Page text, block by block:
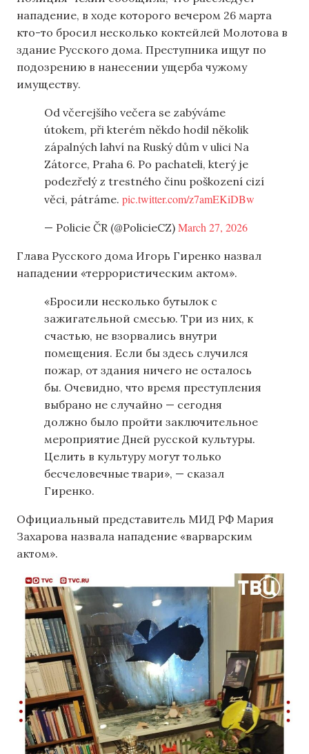
нападение, в ходе которого вечером 26 марта
кто-то бросил несколько коктейлей Молотова в
здание Русского дома. Преступника ищут по
подозрению в нанесении ущерба чужому
имуществу.
Od včerejšího večera se zabýváme
útokem, při kterém někdo hodil několik
zápalných lahví na Ruský dům v ulici Na
Zátorce, Praha 6. Po pachateli, který je
podezřelý z trestného činu poškození cizí
věci, pátráme. pic.twitter.com/z7amEKiDBw
— Policie ČR (@PolicieCZ) March 27, 2026
Глава Русского дома Игорь Гиренко назвал
нападении «террористическим актом».
«Бросили несколько бутылок с
зажигательной смесью. Три из них, к
счастью, не взорвались внутри
помещения. Если бы здесь случился
пожар, от здания ничего не осталось
бы. Очевидно, что время преступления
выбрано не случайно — сегодня
должно было пройти заключительное
мероприятие Дней русской культуры.
Целить в культуру могут только
бесчеловечные твари», — сказал
Гиренко.
Официальный представитель МИД РФ Мария
Захарова назвала нападение «варварским
актом».